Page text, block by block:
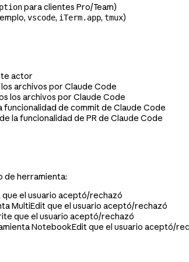
para clientes Pro/Team)
vscode, iTerm.app, tmux)
actor
archivos por Claude Code
los archivos por Claude Code
de commit de Claude Code
la funcionalidad de PR de Claude Code
de herramienta:
el usuario aceptó/rechazó
MultiEdit que el usuario aceptó/rechazó
que el usuario aceptó/rechazó
NotebookEdit que el usuario aceptó/